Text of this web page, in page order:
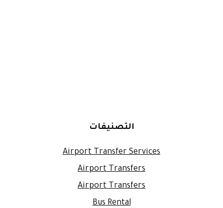
التصنيفات
Airport Transfer Services
Airport Transfers
Airport Transfers
Bus Rental